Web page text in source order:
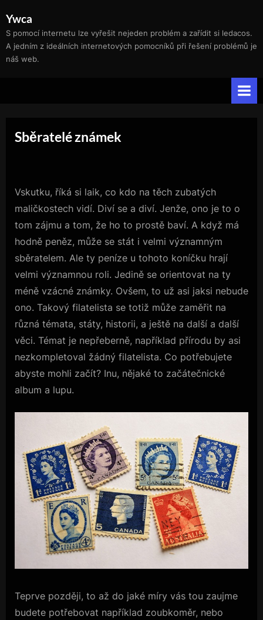
content
Ywca
S pomocí internetu lze vyřešit nejeden problém a zařídit si ledacos.
A jedním z ideálních internetových pomocníků při řešení problémů je
náš web.
Sběratelé známek
Vskutku, říká si laik, co kdo na těch zubatých
maličkostech vidí. Diví se a diví. Jenže, ono je to o
tom zájmu a tom, že ho to prostě baví. A když má
hodně peněz, může se stát i velmi významným
sběratelem. Ale ty peníze u tohoto koníčku hrají
velmi významnou roli. Jedině se orientovat na ty
méně vzácné známky. Ovšem, to už asi jaksi nebude
ono. Takový filatelista se totiž může zaměřit na
různá témata, státy, historii, a ještě na další a další
věci. Témat je nepřeberně, například přírodu by asi
nezkompletoval žádný filatelista. Co potřebujete
abyste mohli začít? Inu, nějaké to začátečnické
album a lupu.
Teprve později, to až do jaké míry vás tou zaujme
budete potřebovat například zoubkoměr, nebo